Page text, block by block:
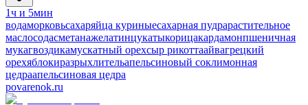
1ч и 5мин
водаморковьсахаряйца куриныесахарная пудрарастительное
маслосодасметанажелатинцукатыкорицакардамонпшеничная
мукагвоздикамускатный орехсыр рикоттаайвагрецкий
орехяблокиразрыхлительапельсиновый соклимонная
цедраапельсиновая цедра
povarenok.ru